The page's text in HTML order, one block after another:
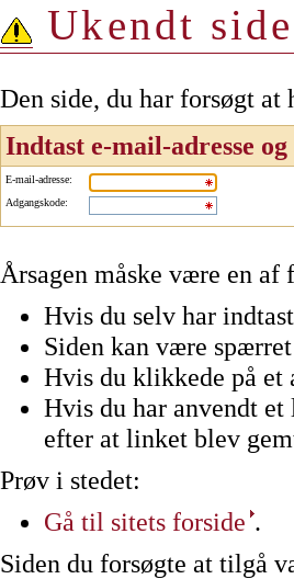
Ukendt side
Den side, du har forsøgt
Indtast e-mail-adresse og
E-mail-adresse:
Adgangskode:
Årsagen måske være en af
Hvis du selv har
Siden kan være
Hvis du klikkede på et
Hvis du har anvendt
efter at linket blev
Prøv i stedet:
Gå til sitets forside .
Siden du forsøgte at tilgå